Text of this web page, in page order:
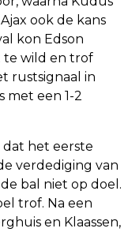
ook de kans
kon Edson
te wild en trof
rustsignaal in
met een 1-2
het eerste
verdediging van
bal niet op doel.
trof. Na een
en Klaassen,